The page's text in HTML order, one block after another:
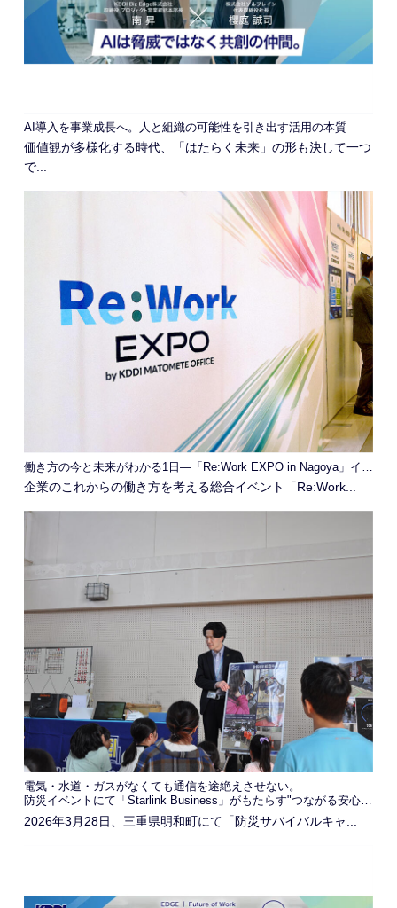
AI導入を事業成長へ。人と組織の可能性を引き出す活用の本質
価値観が多様化する時代、「はたらく未来」の形も決して一つ
で...
企業のこれからの働き方を考える総合イベント「Re:Work...
電気・水道・ガスがなくても通信を途絶えさせない。
防災イベントにて「Starlink Business」がもたらす"つながる安心感"を発信
2026年3月28日、三重県明和町にて「防災サバイバルキャ...